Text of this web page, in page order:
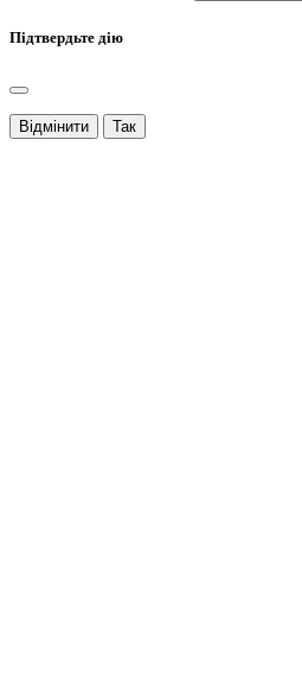
Підтвердьте дію
Відмінити Так